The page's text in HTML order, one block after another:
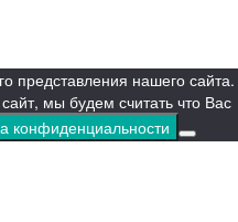
представления нашего сайта.
мы будем считать что Вас
конфиденциальности